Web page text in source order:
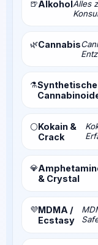
🍺AlkoholAlles
🌿Cannabis
⚗️Synthetische
⚪Kokain &
Crack
💎
& Crystal
💜MDMA /
Ecstasy